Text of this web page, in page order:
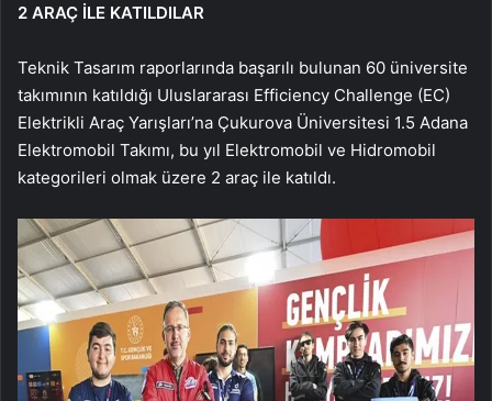
2 ARAÇ İLE KATILDILAR
Teknik Tasarım raporlarında başarılı bulunan 60 üniversite
takımının katıldığı Uluslararası Efficiency Challenge (EC)
Elektrikli Araç Yarışları’na Çukurova Üniversitesi 1.5 Adana
Elektromobil Takımı, bu yıl Elektromobil ve Hidromobil
kategorileri olmak üzere 2 araç ile katıldı.